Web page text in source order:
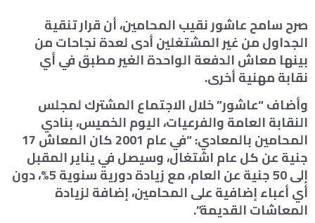
صرح سامح عاشور نقيب المحامين، أن قرار تنقية
الجداول من غير المشتغلين أدى لعدة نجاحات من
بينها معاش الدفعة الواحدة الغير مطبق في أي
نقابة مهنية أخرى.
وأضاف “عاشور” خلال الاجتماع المشترك لمجلس
النقابة العامة والفرعيات، اليوم الخميس، بنادي
المحامين بالمعادي: “في عام 2001 كان المعاش 17
جنية عن كل عام اشتغال، وسيصل في يناير المقبل
إلى 50 جنية عن العام، مع زيادة دورية سنوية 5%، دون
أي أعباء إضافية على المحامين، إضافة لزيادة
المعاشات القديمة”.